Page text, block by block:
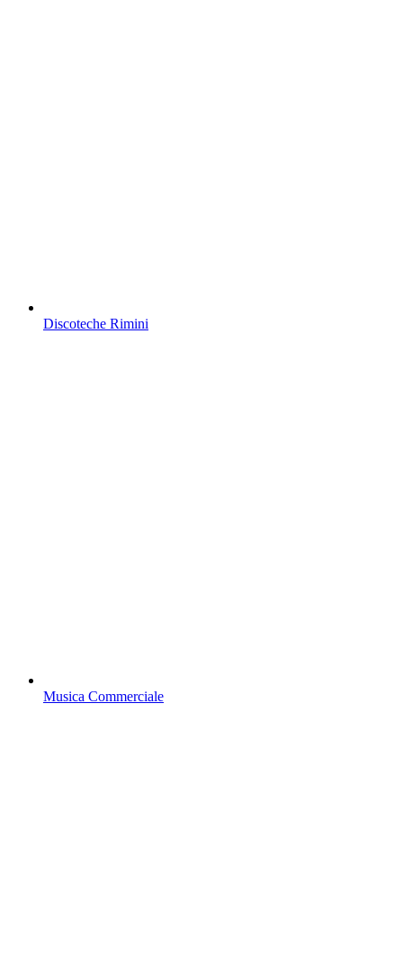
Discoteche Rimini
Musica Commerciale